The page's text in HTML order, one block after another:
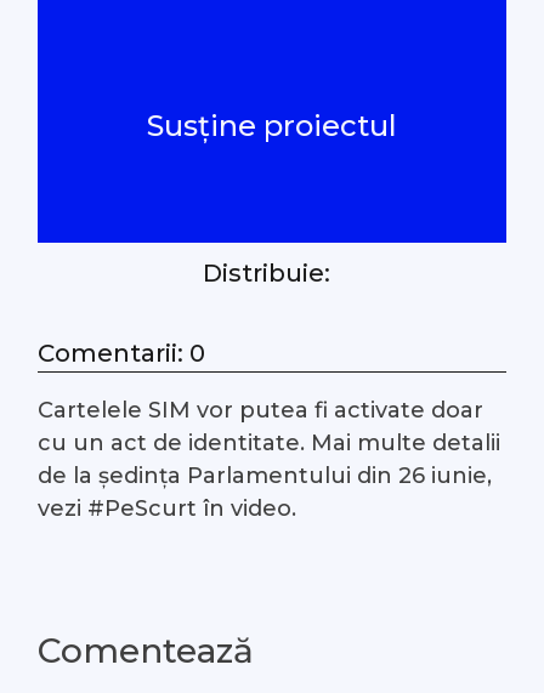
Despre noi
Contacte
Susține proiectul
Distribuie:
Comentarii: 0
Cartelele SIM vor putea fi activate doar
cu un act de identitate. Mai multe detalii
de la ședința Parlamentului din 26 iunie,
vezi #PeScurt în video.
Comentează